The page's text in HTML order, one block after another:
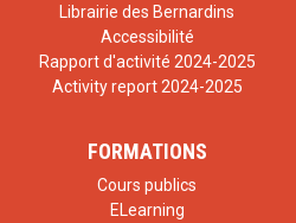
Librairie des Bernardins
Accessibilité
Rapport d'activité 2024-2025
Activity report 2024-2025
FORMATIONS
Cours publics
ELearning